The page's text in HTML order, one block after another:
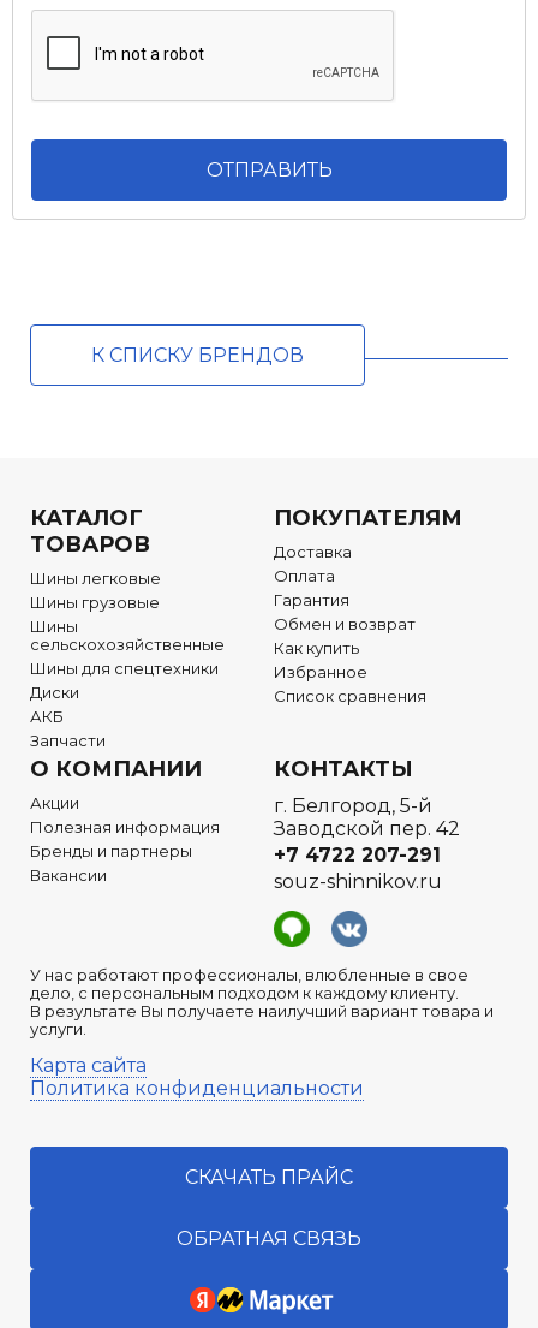
К СПИСКУ БРЕНДОВ
КАТАЛОГ
ТОВАРОВ
Шины легковые
Шины грузовые
Шины
сельскохозяйственные
Шины для спецтехники
Диски
АКБ
Запчасти
ПОКУПАТЕЛЯМ
Доставка
Оплата
Гарантия
Обмен и возврат
Как купить
Избранное
Список сравнения
О КОМПАНИИ
Акции
Полезная информация
Бренды и партнеры
Вакансии
У нас работают профессионалы, влюбленные в свое
дело, с персональным подходом к каждому клиенту.
В результате Вы получаете наилучший вариант товара и
услуги.
Карта сайта
Политика конфиденциальности
КОНТАКТЫ
г. Белгород, 5-й
Заводской пер. 42
+7 4722 207-291
souz-shinnikov.ru
СКАЧАТЬ ПРАЙС
ОБРАТНАЯ СВЯЗЬ